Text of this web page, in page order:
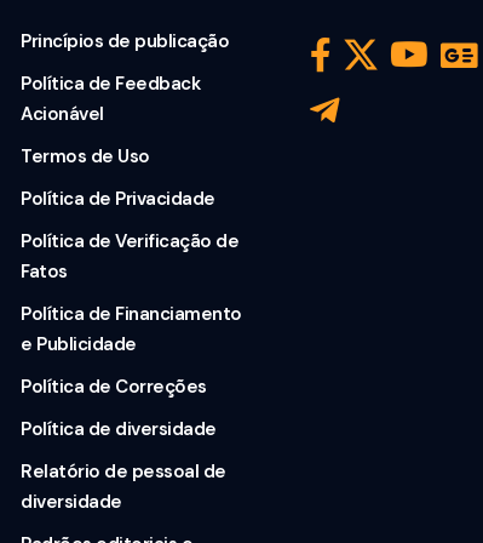
Princípios de publicação
Política de Feedback
Acionável
Termos de Uso
Política de Privacidade
Política de Verificação de
Fatos
Política de Financiamento
e Publicidade
Política de Correções
Política de diversidade
Relatório de pessoal de
diversidade